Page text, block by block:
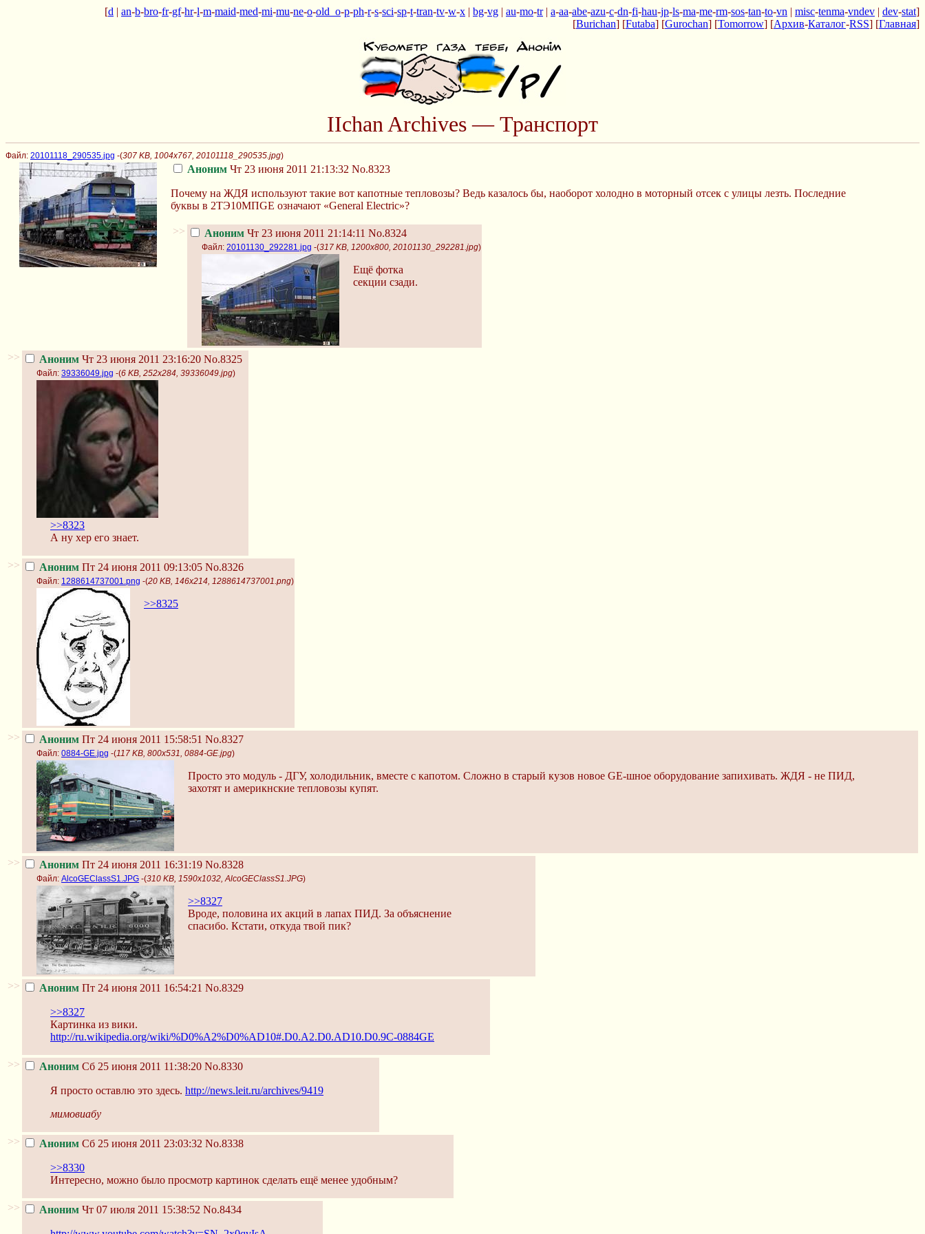
[d | an-b-bro-fr-gf-hr-l-m-maid-med-mi-mu-ne-o-old_o-p-ph-r-s-sci-sp-t-tran-tv-w-x | bg-vg | au-mo-tr| a-aa-abe-azu-c-dn-fi-hau-jp-ls-ma-me-rm-sos-tan-to-vn | misc-tenma-vndev | dev-stat]
[Burichan] [Futaba] [Gurochan] [Tomorrow] [Архив-Каталог-RSS] [Главная]
IIchan Archives — Транспорт
Файл: 20101118_290535.jpg -(307 KB, 1004x767, 20101118_290535.jpg)
Аноним Чт 23 июня 2011 21:13:32 No.8323
Почему на ЖДЯ используют такие вот капотные тепловозы? Ведь казалось бы, наоборот холодно в моторный отсек с улицы лезть. Последние
буквы в 2ТЭ10МПGE означают «General Electric»?
>> Аноним Чт 23 июня 2011 21:14:11 No.8324
Файл: 20101130_292281.jpg -(317 KB, 1200x800, 20101130_292281.jpg)
Ещё фотка
секции сзади.
>> Аноним Чт 23 июня 2011 23:16:20 No.8325
Файл: 39336049.jpg -(6 KB, 252x284, 39336049.jpg)
>>8323
А ну хер его знает.
>> Аноним Пт 24 июня 2011 09:13:05 No.8326
Файл: 1288614737001.png -(20 KB, 146x214, 1288614737001.png)
>>8325
>> Аноним Пт 24 июня 2011 15:58:51 No.8327
Файл: 0884-GE.jpg -(117 KB, 800x531, 0884-GE.jpg)
Просто это модуль - ДГУ, холодильник, вместе с капотом. Сложно в старый кузов новое GE-шное оборудование запихивать. ЖДЯ - не ПИД,
захотят и америкнские тепловозы купят.
>> Аноним Пт 24 июня 2011 16:31:19 No.8328
Файл: AlcoGEClassS1.JPG -(310 KB, 1590x1032, AlcoGEClassS1.JPG)
>>8327
Вроде, половина их акций в лапах ПИД. За объяснение
спасибо. Кстати, откуда твой пик?
>> Аноним Пт 24 июня 2011 16:54:21 No.8329
>>8327
Картинка из вики.
http://ru.wikipedia.org/wiki/%D0%A2%D0%AD10#.D0.A2.D0.AD10.D0.9C-0884GE
>> Аноним Сб 25 июня 2011 11:38:20 No.8330
Я просто оставлю это здесь. http://news.leit.ru/archives/9419
мимовиабу
>> Аноним Сб 25 июня 2011 23:03:32 No.8338
>>8330
Интересно, можно было просмотр картинок сделать ещё менее удобным?
>> Аноним Чт 07 июля 2011 15:38:52 No.8434